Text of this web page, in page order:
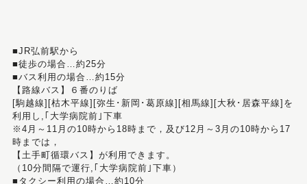
■JR弘前駅から
■徒歩の場合…約25分
■バス利用の場合…約15分
【路線バス】６番のりば
[駒越線][枯木平線][弥生･新岡･葛原線][相馬線][大秋･居森平線]を
利用し,｢大学病院前｣下車
※4月～11月の10時から18時まで，及び12月～3月の10時から17
時までは，
【土手町循環バス】が利用できます。
（10分間隔で運行,｢大学病院前｣下車）
■タクシー利用の場合…約10分